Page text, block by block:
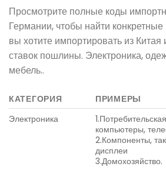
Просмотрите полные коды
Германии, чтобы найти
вы хотите импортировать из
ставок пошлины. Электроника,
мебель..
КАТЕГОРИЯ
ПРИМЕРЫ
Электроника
компьютеры,
2.Компоненты,
дисплеи
3.Домохозяйство.